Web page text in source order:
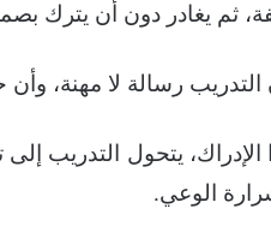
ثم يغادر دون أن يترك
التدريب رسالة لا مهنة،
يتحول التدريب
الوعي.